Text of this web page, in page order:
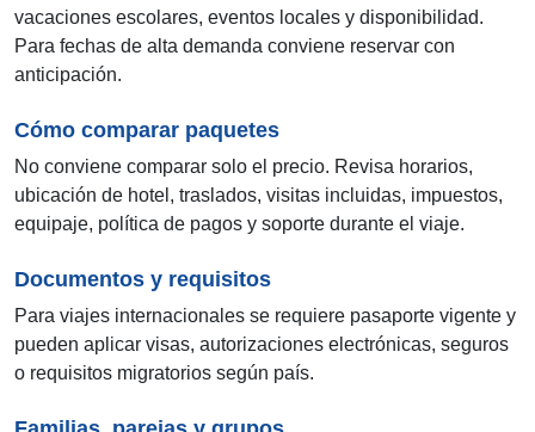
vacaciones escolares, eventos locales y disponibilidad.
Para fechas de alta demanda conviene reservar con
anticipación.
Cómo comparar paquetes
No conviene comparar solo el precio. Revisa horarios,
ubicación de hotel, traslados, visitas incluidas, impuestos,
equipaje, política de pagos y soporte durante el viaje.
Documentos y requisitos
Para viajes internacionales se requiere pasaporte vigente y
pueden aplicar visas, autorizaciones electrónicas, seguros
o requisitos migratorios según país.